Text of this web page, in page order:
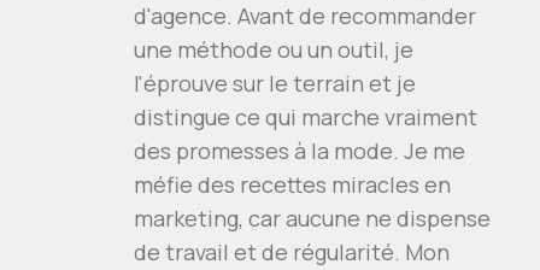
d'agence. Avant de recommander
une méthode ou un outil, je
l'éprouve sur le terrain et je
distingue ce qui marche vraiment
des promesses à la mode. Je me
méfie des recettes miracles en
marketing, car aucune ne dispense
de travail et de régularité. Mon